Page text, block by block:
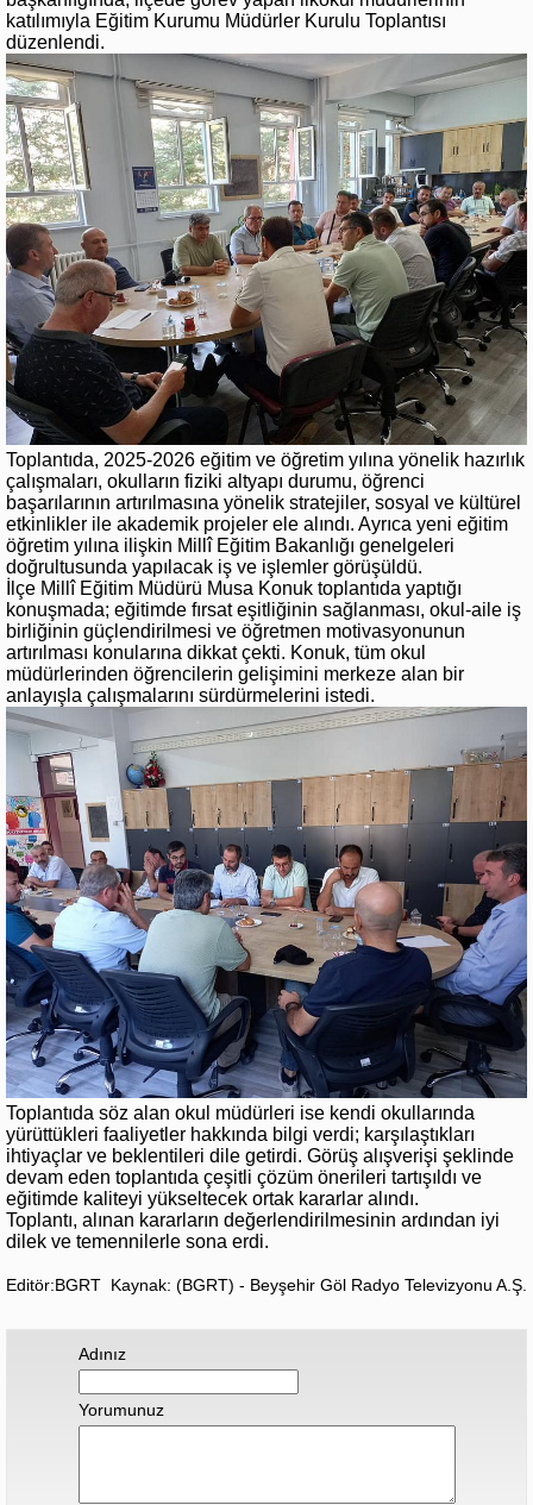
katılımıyla Eğitim Kurumu Müdürler Kurulu Toplantısı
düzenlendi.
Toplantıda, 2025-2026 eğitim ve öğretim yılına yönelik hazırlık
çalışmaları, okulların fiziki altyapı durumu, öğrenci
başarılarının artırılmasına yönelik stratejiler, sosyal ve kültürel
etkinlikler ile akademik projeler ele alındı. Ayrıca yeni eğitim
öğretim yılına ilişkin Millî Eğitim Bakanlığı genelgeleri
doğrultusunda yapılacak iş ve işlemler görüşüldü.
İlçe Millî Eğitim Müdürü Musa Konuk toplantıda yaptığı
konuşmada; eğitimde fırsat eşitliğinin sağlanması, okul-aile iş
birliğinin güçlendirilmesi ve öğretmen motivasyonunun
artırılması konularına dikkat çekti. Konuk, tüm okul
müdürlerinden öğrencilerin gelişimini merkeze alan bir
anlayışla çalışmalarını sürdürmelerini istedi.
Toplantıda söz alan okul müdürleri ise kendi okullarında
yürüttükleri faaliyetler hakkında bilgi verdi; karşılaştıkları
ihtiyaçlar ve beklentileri dile getirdi. Görüş alışverişi şeklinde
devam eden toplantıda çeşitli çözüm önerileri tartışıldı ve
eğitimde kaliteyi yükseltecek ortak kararlar alındı.
Toplantı, alınan kararların değerlendirilmesinin ardından iyi
dilek ve temennilerle sona erdi.
Editör:BGRT Kaynak: (BGRT) - Beyşehir Göl Radyo Televizyonu A.Ş.
Adınız
Yorumunuz